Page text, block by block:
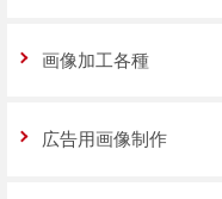
画像加工各種
広告用画像制作